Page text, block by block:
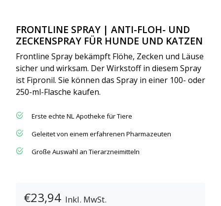
FRONTLINE SPRAY | ANTI-FLOH- UND
ZECKENSPRAY FÜR HUNDE UND KATZEN
Erste echte NL Apotheke für Tiere
Geleitet von einem erfahrenen Pharmazeuten
Große Auswahl an Tierarzneimitteln
Frontline Spray bekämpft Flöhe, Zecken und Läuse
sicher und wirksam. Der Wirkstoff in diesem Spray
ist Fipronil. Sie können das Spray in einer 100- oder
250-ml-Flasche kaufen.
€23,94 Inkl. MwSt.